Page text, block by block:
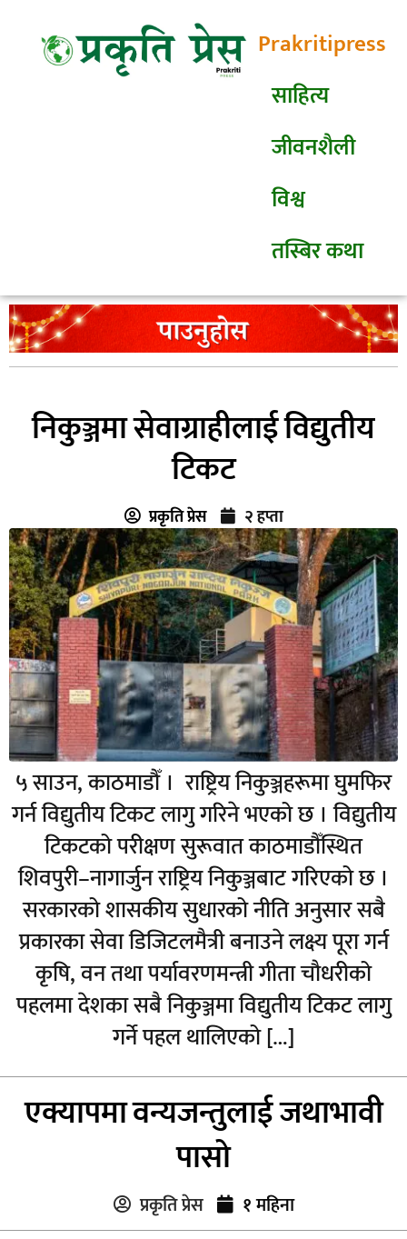
Prakritipress
साहित्य
जीवनशैली
विश्व
तस्बिर कथा
निकुञ्जमा सेवाग्राहीलाई विद्युतीय
टिकट
प्रकृति प्रेस २ हप्ता
५ साउन, काठमाडौँ । राष्ट्रिय निकुञ्जहरूमा घुमफिर
गर्न विद्युतीय टिकट लागु गरिने भएको छ । विद्युतीय
टिकटको परीक्षण सुरूवात काठमाडौँस्थित
शिवपुरी–नागार्जुन राष्ट्रिय निकुञ्जबाट गरिएको छ ।
सरकारको शासकीय सुधारको नीति अनुसार सबै
प्रकारका सेवा डिजिटलमैत्री बनाउने लक्ष्य पूरा गर्न
कृषि, वन तथा पर्यावरणमन्त्री गीता चौधरीको
पहलमा देशका सबै निकुञ्जमा विद्युतीय टिकट लागु
गर्ने पहल थालिएको […]
एक्यापमा वन्यजन्तुलाई जथाभावी
पासो
प्रकृति प्रेस १ महिना